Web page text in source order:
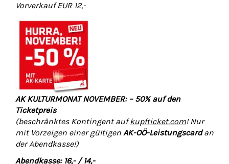
Vorverkauf EUR 12,-
AK KULTURMONAT NOVEMBER: – 50% auf den
Ticketpreis
(beschränktes Kontingent aufkupfticket.com! Nur
mit Vorzeigen einer gültigen AK-OÖ-Leistungscardan
der Abendkasse!)
Abendkasse: 16,- / 14,-